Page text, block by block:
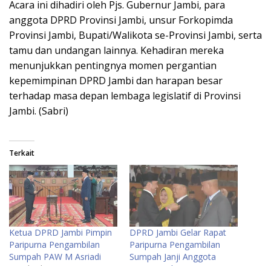
Acara ini dihadiri oleh Pjs. Gubernur Jambi, para
anggota DPRD Provinsi Jambi, unsur Forkopimda
Provinsi Jambi, Bupati/Walikota se-Provinsi Jambi, serta
tamu dan undangan lainnya. Kehadiran mereka
menunjukkan pentingnya momen pergantian
kepemimpinan DPRD Jambi dan harapan besar
terhadap masa depan lembaga legislatif di Provinsi
Jambi. (Sabri)
Terkait
Ketua DPRD Jambi Pimpin
Paripurna Pengambilan
Sumpah PAW M Asriadi
DPRD Jambi Gelar Rapat
Paripurna Pengambilan
Sumpah Janji Anggota